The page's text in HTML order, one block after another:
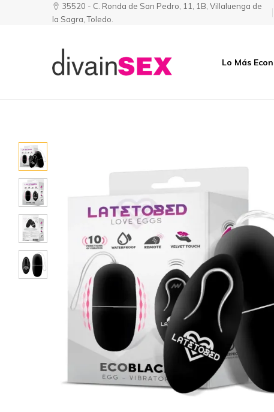
35520 - C. Ronda de San Pedro, 11, 1B, Villaluenga de
la Sagra, Toledo.
|Puede
Lo Más